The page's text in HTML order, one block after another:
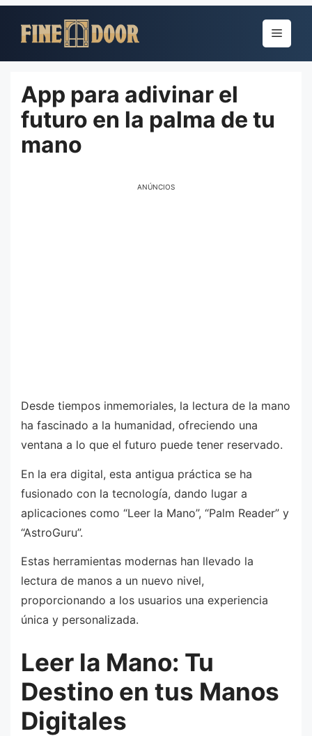
para
conteúdo
Menu
App para adivinar el
futuro en la palma de tu
mano
ANÚNCIOS
Desde tiempos inmemoriales, la lectura de la mano
ha fascinado a la humanidad, ofreciendo una
ventana a lo que el futuro puede tener reservado.
En la era digital, esta antigua práctica se ha
fusionado con la tecnología, dando lugar a
aplicaciones como “Leer la Mano”, “Palm Reader” y
“AstroGuru”.
Estas herramientas modernas han llevado la
lectura de manos a un nuevo nivel,
proporcionando a los usuarios una experiencia
única y personalizada.
Leer la Mano: Tu
Destino en tus Manos
Digitales